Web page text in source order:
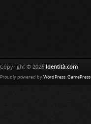
Copyright © 2026 Identità.com
Proudly powered by WordPress. GamePress